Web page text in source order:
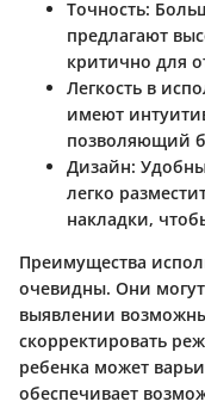
Точность:
предлагают
критично для
Легкость в
имеют
позволяющий
Дизайн:
легко
накладки,
Преимущества
очевидны. Они
выявлении
скорректировать
ребенка может
обеспечивает